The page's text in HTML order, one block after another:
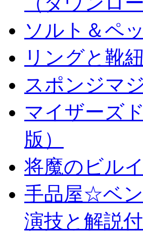
ソルト＆ペ
リングと靴
スポンジマ
マイザーズ
版）
将魔のビル
手品屋☆ベ
演技と解説付